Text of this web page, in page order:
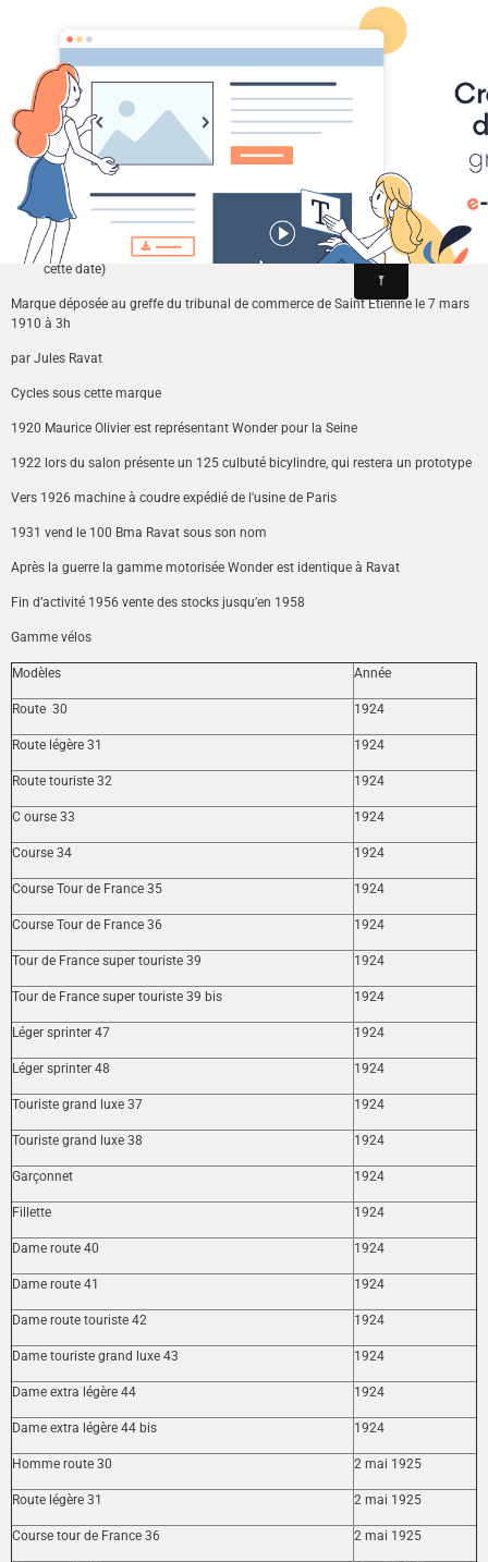
Cyclomoteurs et motos fabriqués dans la Loire
Wonder
Feuille de recensement
1906 cette marque est produite par la manufacture Jules Ravat (il semble
quelle était déposée à
cette date)
Marque déposée au greffe du tribunal de commerce de Saint Etienne le 7 mars
1910 à 3h
par Jules Ravat
Cycles sous cette marque
1920 Maurice Olivier est représentant Wonder pour la Seine
1922 lors du salon présente un 125 culbuté bicylindre, qui restera un prototype
Vers 1926 machine à coudre expédié de l'usine de Paris
1931 vend le 100 Bma Ravat sous son nom
Après la guerre la gamme motorisée Wonder est identique à Ravat
Fin d’activité 1956 vente des stocks jusqu’en 1958
Gamme vélos
Modèles Année
Route 30 1924
Route légère 31 1924
Route touriste 32 1924
C ourse 33 1924
Course 34 1924
Course Tour de France 35 1924
Course Tour de France 36 1924
Tour de France super touriste 39 1924
Tour de France super touriste 39 bis 1924
Léger sprinter 47 1924
Léger sprinter 48 1924
Touriste grand luxe 37 1924
Touriste grand luxe 38 1924
Garçonnet 1924
Fillette 1924
Dame route 40 1924
Dame route 41 1924
Dame route touriste 42 1924
Dame touriste grand luxe 43 1924
Dame extra légère 44 1924
Dame extra légère 44 bis 1924
Homme route 30 2 mai 1925
Route légère 31 2 mai 1925
Course tour de France 36 2 mai 1925